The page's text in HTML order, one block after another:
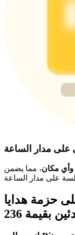
مدار الساعة
مكان، مما يضمن
حزمة هدايا